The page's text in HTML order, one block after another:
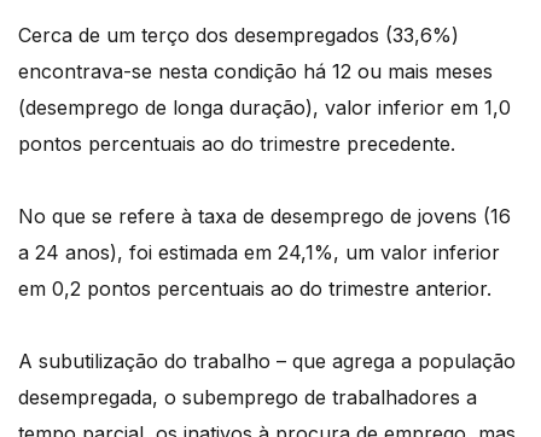
Cerca de um terço dos desempregados (33,6%)
encontrava-se nesta condição há 12 ou mais meses
(desemprego de longa duração), valor inferior em 1,0
pontos percentuais ao do trimestre precedente.
No que se refere à taxa de desemprego de jovens (16
a 24 anos), foi estimada em 24,1%, um valor inferior
em 0,2 pontos percentuais ao do trimestre anterior.
A subutilização do trabalho – que agrega a população
desempregada, o subemprego de trabalhadores a